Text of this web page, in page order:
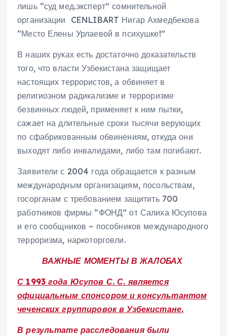
лишь “суд мед.эксперт” сомнительной
организации CENLIBART Нигар Ахмедбекова
“Место Елены Урлаевой в психушке!”
В наших руках есть достаточно доказательств
того, что власти Узбекистана защищает
настоящих террористов, а обвиняет в
религиозном радикализме и терроризме
безвинных людей, применяет к ним пытки,
сажает на длительные сроки тысячи верующих
по сфабрикованным обвинениям, откуда они
выходят либо инвалидами, либо там погибают.
Заявители с 2004 года обращается к разным
международным организациям, посольствам,
госорганам с требованием защитить 700
работников фирмы “ФОНД” от Салиха Юсупова
и его сообщников – пособников международного
терроризма, наркоторговли.
ВАЖНЫЕ МОМЕНТЫ В ЖАЛОБАХ
С 1993 года Юсупов С. С. является
официальным спонсором и консультантом
чеченских группировок в Узбекистане.
В результате расследования были